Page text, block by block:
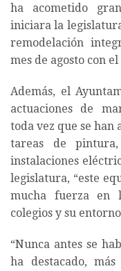
ha acometido
iniciara la
remodelación
mes de agosto con
Además, el
actuaciones de
toda vez que se han
tareas de
instalaciones
legislatura, “este
mucha fuerza en
colegios y su
“Nunca antes se
ha destacado,